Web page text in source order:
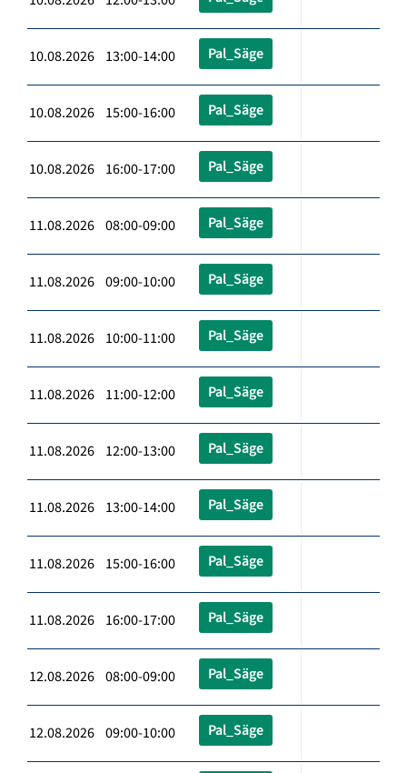
10.08.2026 13:00-14:00 Pal_Säge
10.08.2026 15:00-16:00 Pal_Säge
10.08.2026 16:00-17:00 Pal_Säge
11.08.2026 08:00-09:00 Pal_Säge
11.08.2026 09:00-10:00 Pal_Säge
11.08.2026 10:00-11:00 Pal_Säge
11.08.2026 11:00-12:00 Pal_Säge
11.08.2026 12:00-13:00 Pal_Säge
11.08.2026 13:00-14:00 Pal_Säge
11.08.2026 15:00-16:00 Pal_Säge
11.08.2026 16:00-17:00 Pal_Säge
12.08.2026 08:00-09:00 Pal_Säge
12.08.2026 09:00-10:00 Pal_Säge